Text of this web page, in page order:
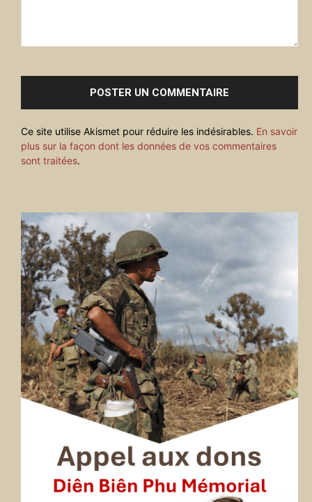
Ce site utilise Akismet pour réduire les indésirables. En savoir
plus sur la façon dont les données de vos commentaires
sont traitées.